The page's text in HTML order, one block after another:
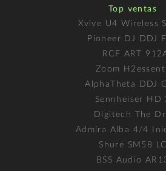
Top ventas
Xvive U4 Wireless
Pioneer DJ DDJ
RCF ART
Zoom
AlphaTheta DDJ
Sennheiser HD
Digitech The
Admira Alba 4/4
Shure SM58
BSS Audio